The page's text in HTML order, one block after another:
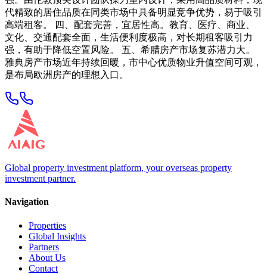
代精致的居住品质在同类市场中具备明显竞争优势，易于吸引
高端租客。 四、配套完善，宜居性高。教育、医疗、商业、
文化、交通配套全面，生活便利度极高，对长期租客吸引力
强，有助于降低空置风险。 五、希腊房产市场复苏潜力大。
雅典房产市场近年持续回暖，市中心优质物业升值空间可观，
是布局欧洲房产的理想入口。
Global property investment platform, your overseas property
investment partner.
Navigation
Properties
Global Insights
Partners
About Us
Contact